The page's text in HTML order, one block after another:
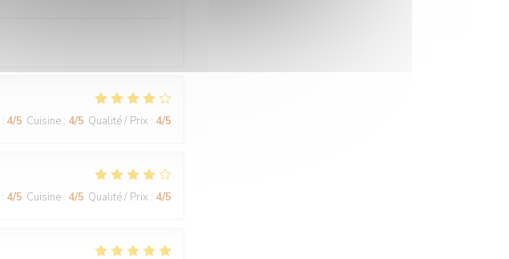
: 4/5 Cuisine : 4/5 Qualité / Prix : 4/5
: 4/5 Cuisine : 4/5 Qualité / Prix : 4/5